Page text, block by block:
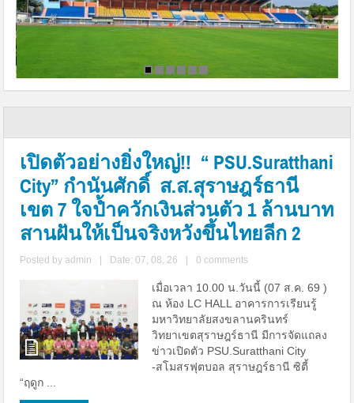
เปิดตัวอย่างยิ่งใหญ่!! “ PSU.Suratthani
City” กำนันศักดิ์ ส.ส.สุราษฎร์ธานี
เขต 7 ใจป้ำควักเงินส่วนตัว 1 ล้านบาท
สานฝันให้เป็นจริงหวังขึ้นไทยลีก 2
Posted byadmin Date: 07, 08, 26 0 comments
เมื่อเวลา 10.00 น.วันนี้ (07 ส.ค. 69 )
ณ ห้อง LC HALL อาคารการเรียนรู้
มหาวิทยาลัยสงขลานครินทร์
วิทยาเขตสุราษฎร์ธานี มีการจัดแถลง
ข่าวเปิดตัว PSU.Suratthani City
-สโมสรฟุตบอล สุราษฎร์ธานี ซิตี้
“ฤดูก ...